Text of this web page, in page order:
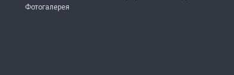
Фотогалерея